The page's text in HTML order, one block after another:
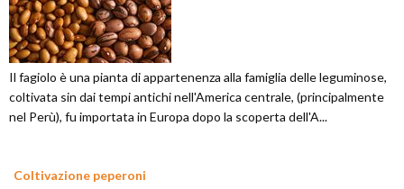
Il fagiolo è una pianta di appartenenza alla famiglia delle leguminose,
coltivata sin dai tempi antichi nell'America centrale, (principalmente
nel Perù), fu importata in Europa dopo la scoperta dell'A...
Coltivazione peperoni